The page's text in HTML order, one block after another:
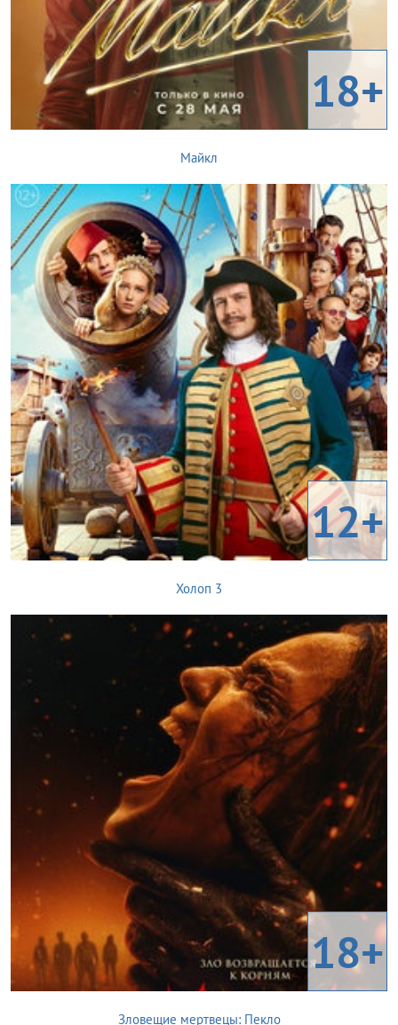
18+
Майкл
12+
Холоп 3
18+
Зловещие мертвецы: Пекло